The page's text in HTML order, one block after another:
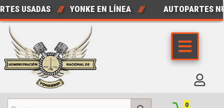
Saltar
al
contenido
USADAS /// YONKE EN LÍNEA /// AUTOPARTES
0